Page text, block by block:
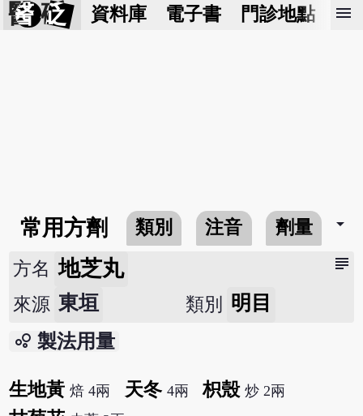
醫 砭 資料庫 電子書 門診地點 預
menu
常用方劑 類別 注音 劑量 arrow_drop_down
subject
方名 地芝丸
來源 東垣 類別 明目
bubble_chart 製法用量
生地黃 焙 4兩 天冬 4兩 枳殼 炒 2兩